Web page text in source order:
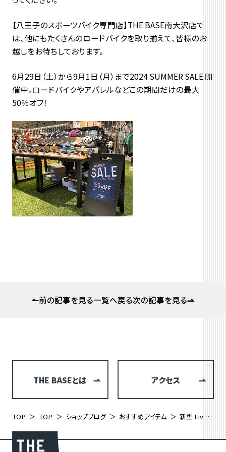
【八王子のスポーツバイク専門店】THE BASE南大沢店で
は、他にもたくさんのロードバイクを取り揃えて、皆様のお
越しをお待ちしております。
6月29日（土）から9月1日（月）まで2024 SUMMER SALE 開
催中。ロードバイクやアパレルなどこの期間だけの最大
50％オフ！
前の記事を見る一覧へ戻る次の記事を見る
THE BASEとは アクセス
TOP TOP ショップブログ おすすめアイテム 新型 Liv Langma Advanced Pro 0 (リブ ランマ アドバンスド プロ ゼロ)入荷！